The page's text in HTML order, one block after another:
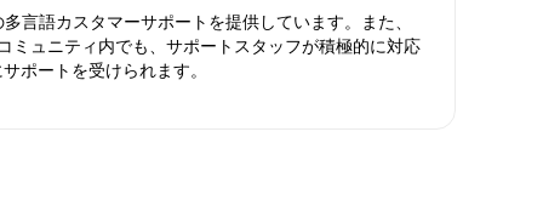
言語カスタマーサポートを提供しています。また、
ミュニティ内でも、サポートスタッフが積極的に対応
ポートを受けられます。